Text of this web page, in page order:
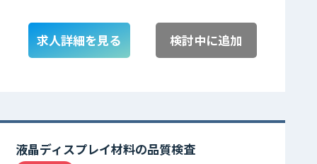
求人詳細を見る 検討中に追加
液晶ディスプレイ材料の品質検査